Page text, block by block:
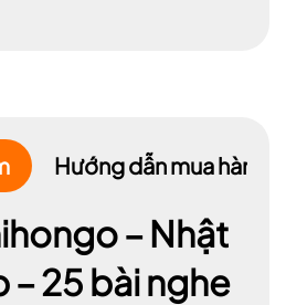
Hướng dẫn mua hàng
– Nhật
– 25 bài nghe